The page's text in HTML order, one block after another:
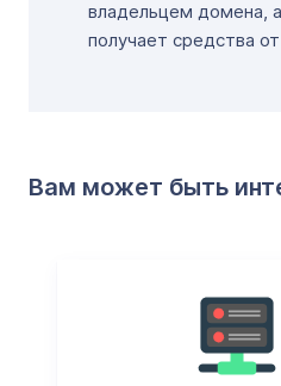
владельцем домена,
получает средства
Вам может быть